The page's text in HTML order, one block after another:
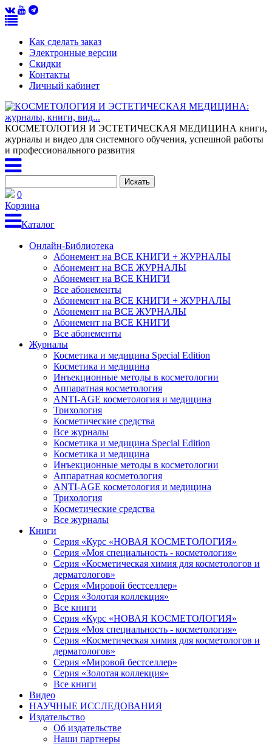
Как сделать заказ
Электронные версии
Скидки
Контакты
Личный кабинет
КОСМЕТОЛОГИЯ И ЭСТЕТИЧЕСКАЯ МЕДИЦИНА книги,
журналы и видео для системного обучения, успешной работы
и профессионального развития
0
Корзина
Каталог
Онлайн-Библиотека
Абонемент на ВСЕ КНИГИ + ЖУРНАЛЫ
Абонемент на ВСЕ ЖУРНАЛЫ
Абонемент на ВСЕ КНИГИ
Все абонементы
Абонемент на ВСЕ КНИГИ + ЖУРНАЛЫ
Абонемент на ВСЕ ЖУРНАЛЫ
Абонемент на ВСЕ КНИГИ
Все абонементы
Журналы
Косметика и медицина Special Edition
Косметика и медицина
Инъекционные методы в косметологии
Аппаратная косметология
ANTI-AGE косметология и медицина
Трихология
Косметические средства
Все журналы
Косметика и медицина Special Edition
Косметика и медицина
Инъекционные методы в косметологии
Аппаратная косметология
ANTI-AGE косметология и медицина
Трихология
Косметические средства
Все журналы
Книги
Серия «Курс «НОВАЯ КОСМЕТОЛОГИЯ»
Серия «Моя специальность - косметология»
Серия «Косметическая химия для косметологов и
дерматологов»
Серия «Мировой бестселлер»
Серия «Золотая коллекция»
Все книги
Серия «Курс «НОВАЯ КОСМЕТОЛОГИЯ»
Серия «Моя специальность - косметология»
Серия «Косметическая химия для косметологов и
дерматологов»
Серия «Мировой бестселлер»
Серия «Золотая коллекция»
Все книги
Видео
НАУЧНЫЕ ИССЛЕДОВАНИЯ
Издательство
Об издательстве
Наши партнеры